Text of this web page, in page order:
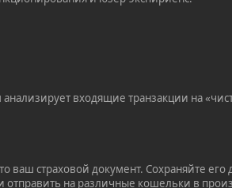
входящие транзакции на
ваш страховой документ. Сохраняйте
отправить на различные кошельки в